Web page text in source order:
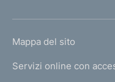
m
e
L
N
Mappa del sito
Servizi online con